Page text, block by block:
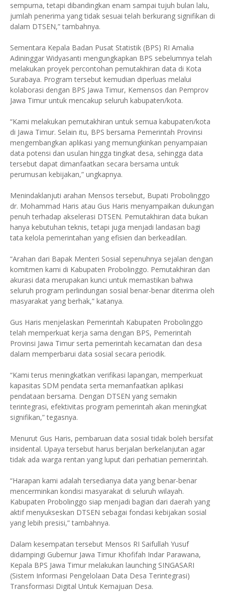
sempurna, tetapi dibandingkan enam sampai tujuh bulan lalu,
jumlah penerima yang tidak sesuai telah berkurang signifikan di
dalam DTSEN,” tambahnya.
Sementara Kepala Badan Pusat Statistik (BPS) RI Amalia
Adininggar Widyasanti mengungkapkan BPS sebelumnya telah
melakukan proyek percontohan pemutakhiran data di Kota
Surabaya. Program tersebut kemudian diperluas melalui
kolaborasi dengan BPS Jawa Timur, Kemensos dan Pemprov
Jawa Timur untuk mencakup seluruh kabupaten/kota.
“Kami melakukan pemutakhiran untuk semua kabupaten/kota
di Jawa Timur. Selain itu, BPS bersama Pemerintah Provinsi
mengembangkan aplikasi yang memungkinkan penyampaian
data potensi dan usulan hingga tingkat desa, sehingga data
tersebut dapat dimanfaatkan secara bersama untuk
perumusan kebijakan,” ungkapnya.
Menindaklanjuti arahan Mensos tersebut, Bupati Probolinggo
dr. Mohammad Haris atau Gus Haris menyampaikan dukungan
penuh terhadap akselerasi DTSEN. Pemutakhiran data bukan
hanya kebutuhan teknis, tetapi juga menjadi landasan bagi
tata kelola pemerintahan yang efisien dan berkeadilan.
“Arahan dari Bapak Menteri Sosial sepenuhnya sejalan dengan
komitmen kami di Kabupaten Probolinggo. Pemutakhiran dan
akurasi data merupakan kunci untuk memastikan bahwa
seluruh program perlindungan sosial benar-benar diterima oleh
masyarakat yang berhak,” katanya.
Gus Haris menjelaskan Pemerintah Kabupaten Probolinggo
telah memperkuat kerja sama dengan BPS, Pemerintah
Provinsi Jawa Timur serta pemerintah kecamatan dan desa
dalam memperbarui data sosial secara periodik.
“Kami terus meningkatkan verifikasi lapangan, memperkuat
kapasitas SDM pendata serta memanfaatkan aplikasi
pendataan bersama. Dengan DTSEN yang semakin
terintegrasi, efektivitas program pemerintah akan meningkat
signifikan,” tegasnya.
Menurut Gus Haris, pembaruan data sosial tidak boleh bersifat
insidental. Upaya tersebut harus berjalan berkelanjutan agar
tidak ada warga rentan yang luput dari perhatian pemerintah.
“Harapan kami adalah tersedianya data yang benar-benar
mencerminkan kondisi masyarakat di seluruh wilayah.
Kabupaten Probolinggo siap menjadi bagian dari daerah yang
aktif menyukseskan DTSEN sebagai fondasi kebijakan sosial
yang lebih presisi,” tambahnya.
Dalam kesempatan tersebut Mensos RI Saifullah Yusuf
didampingi Gubernur Jawa Timur Khofifah Indar Parawana,
Kepala BPS Jawa Timur melakukan launching SINGASARI
(Sistem Informasi Pengelolaan Data Desa Terintegrasi)
Transformasi Digital Untuk Kemajuan Desa.